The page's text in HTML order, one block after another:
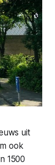
uit
ook
1500